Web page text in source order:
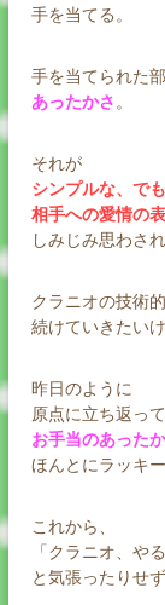
手を当てる。
手を当てられた
あったかさ 。
それが
シンプルな、で
相手への愛情の
しみじみ思わさ
クラニオの技術
続けていきたいけ
昨日のように
原点に立ち返って
お手当のあった
ほんとにラッキ
これから、
「クラニオ、や
と気張ったりせず